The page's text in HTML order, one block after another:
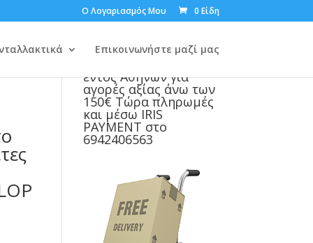
Ο Λογαριασμός Μου 0 Είδη
Επικοινωνήστε μαζί μας
εντός Αθηνών για
αγορές αξίας άνω των
150€ Τώρα πληρωμές
και μέσω IRIS
PAYMENT στο
6942406563